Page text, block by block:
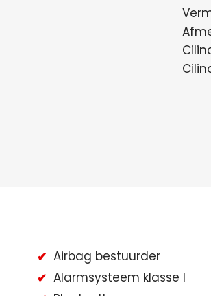
Airbag bestuurder
Alarmsysteem klasse I